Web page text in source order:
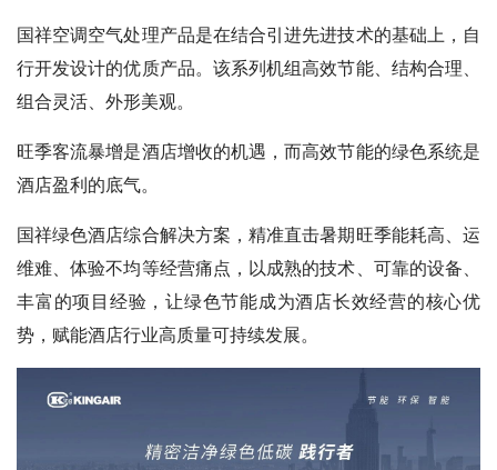
国祥空调空气处理产品是在结合引进先进技术的基础上，自
行开发设计的优质产品。该系列机组高效节能、结构合理、
组合灵活、外形美观。
旺季客流暴增是酒店增收的机遇，而高效节能的绿色系统是
酒店盈利的底气。
国祥绿色酒店综合解决方案，精准直击暑期旺季能耗高、运
维难、体验不均等经营痛点，以成熟的技术、可靠的设备、
丰富的项目经验，让绿色节能成为酒店长效经营的核心优
势，赋能酒店行业高质量可持续发展。